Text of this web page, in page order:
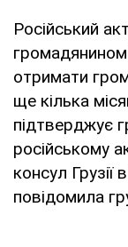
Російський
громадянином
отримати
ще кілька
підтверджує
російському
консул
повідомила